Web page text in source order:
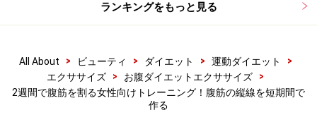
ランキングをもっと見る
All About > ビューティ > ダイエット > 運動ダイエット
>
エクササイズ
> お腹ダイエットエクササイズ
>
2週間で腹筋を割る女性向けトレーニング！腹筋の縦線を短期間で
作る